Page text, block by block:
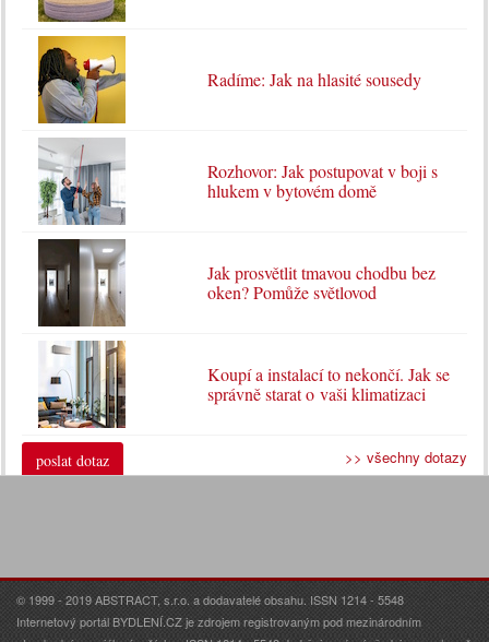
Radíme: Jak na hlasité sousedy
Rozhovor: Jak postupovat v boji s
hlukem v bytovém domě
Jak prosvětlit tmavou chodbu bez
oken? Pomůže světlovod
Koupí a instalací to nekončí. Jak se
správně starat o vaši klimatizaci
poslat dotaz >> všechny dotazy
© 1999 - 2019 ABSTRACT, s.r.o. a dodavatelé obsahu. ISSN 1214 - 5548
Internetový portál BYDLENÍ.CZ je zdrojem registrovaným pod mezinárodním